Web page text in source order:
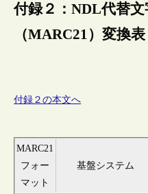
付録２：NDL代替文
（MARC21）変換表
付録２の本文へ
MARC21
フォー
マット
基盤システム